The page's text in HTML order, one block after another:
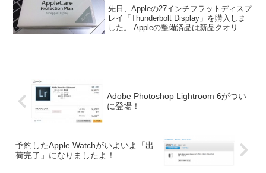
先日、Appleの27インチフラットディスプ
レイ「Thunderbolt Display」を購入しま
した。 Appleの整備済品は新品クオリテ
Adobe Photoshop Lightroom 6がつい
に登場！
予約したApple Watchがいよいよ「出
荷完了」になりましたよ！